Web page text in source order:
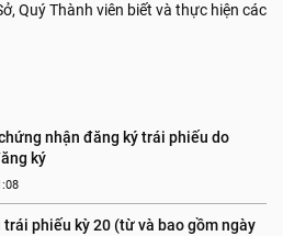
Quý Thành viên biết và thực hiện các
nhận đăng ký trái phiếu do
ký
phiếu kỳ 20 (từ và bao gồm ngày